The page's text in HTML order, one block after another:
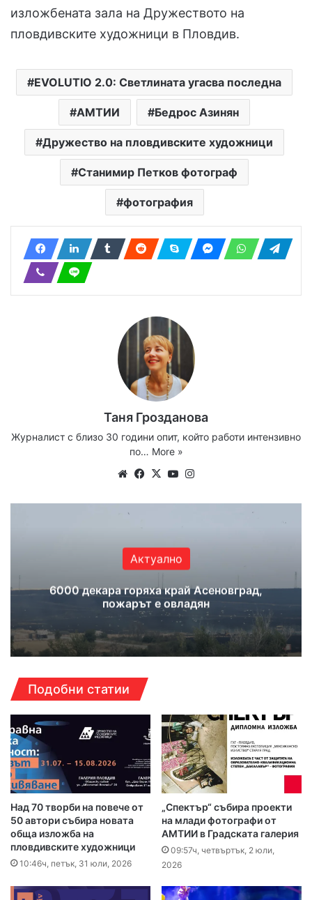
изложбената зала на Дружеството на
пловдивските художници в Пловдив.
EVOLUTIO 2.0: Светлината угасва последна
АМТИИ Бедрос Азинян
Дружество на пловдивските художници
Станимир Петков фотограф
фотография
Таня Грозданова
Журналист с близо 30 години опит, който работи интензивно
по… More »
WebsiteFacebook
X YouTube
Актуално
6000 декара горяха край Асеновград,
пожарът е овладян
Подобни статии
Над 70 творби на повече от
50 автори събира новата
обща изложба на
пловдивските художници
10:46ч, петък, 31 юли, 2026
„Спектър“ събира проекти
на млади фотографи от
АМТИИ в Градската галерия
09:57ч, четвъртък, 2 юли,
2026